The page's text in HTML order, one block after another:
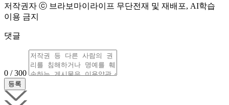
저작권자 ⓒ 브라보마이라이프 무단전재 및 재배포, AI학습
이용 금지
댓글
0 / 300